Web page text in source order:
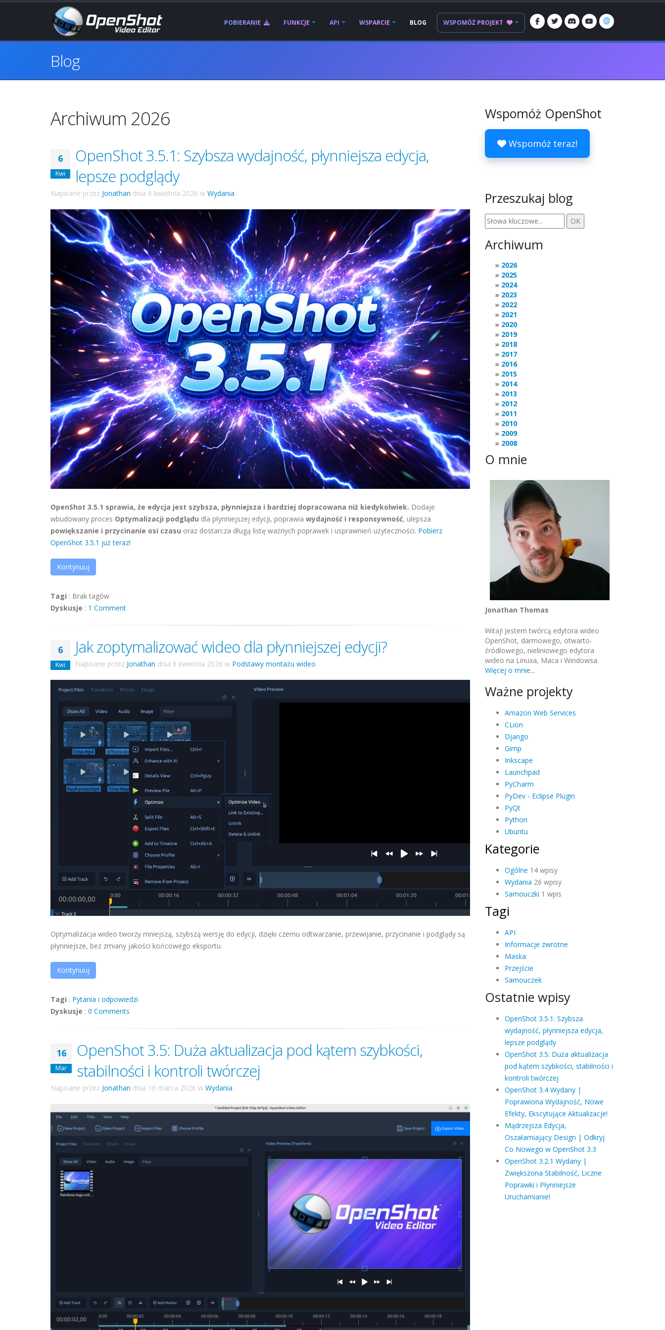
POBIERANIE FUNKCJE API WSPARCIE BLOG WSPOMÓŻ PROJEKT
Blog
Archiwum 2026
6
Kwi
OpenShot 3.5.1: Szybsza wydajność, płynniejsza edycja,
lepsze podglądy
Napisane przez Jonathan dnia 6 kwietnia 2026 w Wydania .
OpenShot 3.5.1 sprawia, że edycja jest szybsza, płynniejsza i bardziej dopracowana niż kiedykolwiek. Dodaje
wbudowany proces Optymalizacji podglądu dla płynniejszej edycji, poprawia wydajność i responsywność, ulepsza
powiększanie i przycinanie osi czasu oraz dostarcza długą listę ważnych poprawek i usprawnień użyteczności. Pobierz
OpenShot 3.5.1 już teraz!
Kontynuuj
Tagi : Brak tagów
Dyskusje : 1 Comment
6
Kwi
Jak zoptymalizować wideo dla płynniejszej edycji?
Napisane przez Jonathan dnia 6 kwietnia 2026 w Podstawy montażu wideo .
Optymalizacja wideo tworzy mniejszą, szybszą wersję do edycji, dzięki czemu odtwarzanie, przewijanie, przycinanie i podglądy są
płynniejsze, bez zmiany jakości końcowego eksportu.
Kontynuuj
Tagi : Pytania i odpowiedzi
Dyskusje : 0 Comments
16
Mar
OpenShot 3.5: Duża aktualizacja pod kątem szybkości,
stabilności i kontroli twórczej
Napisane przez Jonathan dnia 16 marca 2026 w Wydania .
Wspomóż OpenShot
Wspomóż teraz!
Przeszukaj blog
Archiwum
2026
2025
2024
2023
2022
2021
2020
2019
2018
2017
2016
2015
2014
2013
2012
2011
2010
2009
2008
O mnie
Jonathan Thomas
Witaj! Jestem twórcą edytora wideo
OpenShot, darmowego, otwarto-
źródłowego, nieliniowego edytora
wideo na Linuxa, Maca i Windowsa.
Więcej o mnie...
Ważne projekty
Amazon Web Services
CLion
Django
Gimp
Inkscape
Launchpad
PyCharm
PyDev - Eclipse Plugin
PyQt
Python
Ubuntu
Kategorie
Ogólne 14 wpisy
Wydania 26 wpisy
Samouczki 1 wpis
Tagi
API
Informacje zwrotne
Maska
Przejście
Samouczek
Ostatnie wpisy
OpenShot 3.5.1: Szybsza
wydajność, płynniejsza edycja,
lepsze podglądy
OpenShot 3.5: Duża aktualizacja
pod kątem szybkości, stabilności i
kontroli twórczej
OpenShot 3.4 Wydany |
Poprawiona Wydajność, Nowe
Efekty, Ekscytujące Aktualizacje!
Mądrzejsza Edycja,
Oszałamiający Design | Odkryj
Co Nowego w OpenShot 3.3
OpenShot 3.2.1 Wydany |
Zwiększona Stabilność, Liczne
Poprawki i Płynniejsze
Uruchamianie!